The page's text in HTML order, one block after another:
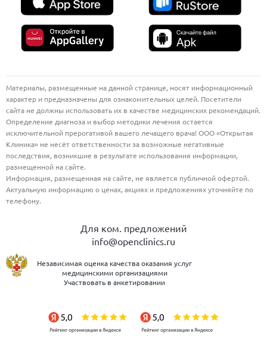
Материалы, размещенные на данной странице, носят информационный
характер и предназначены для ознакомительных целей. Посетители
сайта не должны использовать их в качестве медицинских рекомендаций.
Определение диагноза и выбор методики лечения остается
исключительной прерогативой вашего лечащего врача! ООО «Открытая
Клиника» не несёт ответственности за возможные негативные
последствия, возникшие в результате использования информации,
размещенной на сайте.
Информация, размещенная на сайте, не является публичной офертой.
Актуальную информацию о ценах, акциях и предложениях уточняйте по
телефону.
Для ком. предложений
info@openclinics.ru
Независимая оценка качества оказания услуг
медицинскими организациями
Участвовать в анкетировании